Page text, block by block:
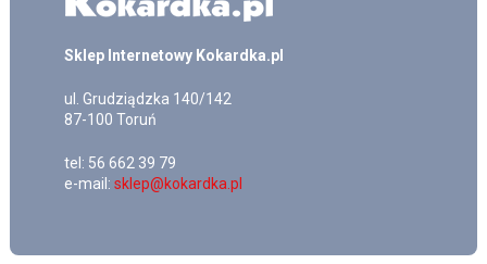
Sklep Internetowy Kokardka.pl
ul. Grudziądzka 140/142
87-100 Toruń
tel: 56 662 39 79
e-mail: sklep@kokardka.pl